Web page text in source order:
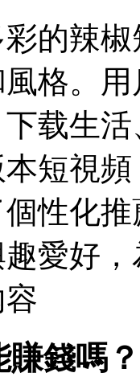
的辣
格。
载生
短視
性化
愛好
錢嗎？